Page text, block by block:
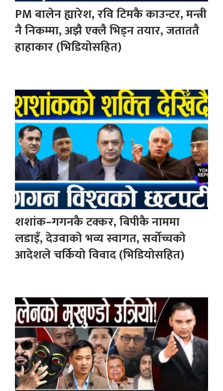
PM बालेन ह्यारेश, रवि टिमकै काउन्टर, मन्त्री
नै निकम्मा, अझै एक्लै भिड्न तयार, जताततै
हाहाकार (भिडियोसहित)
शशांक–गगनकै टक्कर, बिपीकै नाममा
लडाइँ, देउवाको भव्य स्वागत, सर्वोच्चको
आदेशले चर्कियो विवाद (भिडियोसहित)